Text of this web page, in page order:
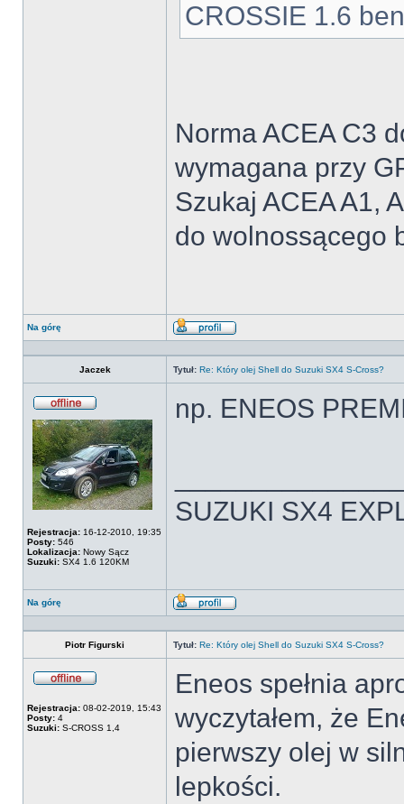
CROSSIE 1.6
Norma ACEA C3
wymagana przy
Szukaj ACEA A1,
do wolnossącego
Na górę
Wyświetl
Jaczek
Tytuł: Re: Który olej Shell do Suzuki SX4 S-Cross?
Rejestracja: 16-12-2010, 19:35
Posty: 546
Lokalizacja: Nowy Sącz
Suzuki: SX4 1.6 120KM
np. ENEOS
SUZUKI SX4
Na górę
Wyświetl
Piotr Figurski
Tytuł: Re: Który olej Shell do Suzuki SX4 S-Cross?
Rejestracja: 08-02-2019, 15:43
Posty: 4
Suzuki: S-CROSS 1,4
Eneos spełnia
wyczytałem, że
pierwszy olej w
lepkości.